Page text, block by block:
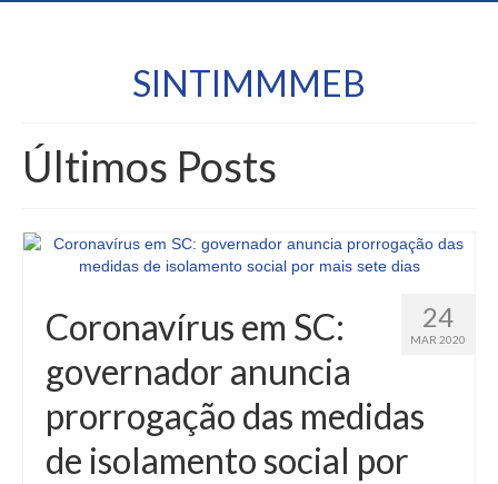
SINTIMMMEB
Últimos Posts
24
MAR 2020
Coronavírus em SC:
governador anuncia
prorrogação das medidas
de isolamento social por